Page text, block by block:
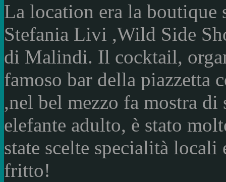
La location era la boutique
Stefania Livi ,Wild Side
di Malindi. Il cocktail,
famoso bar della piazzetta
,nel bel mezzo fa mostra
elefante adulto, è stato
state scelte specialità
fritto!